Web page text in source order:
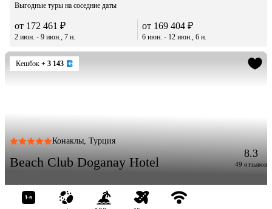
Выгодные туры на соседние даты
от 172 461 ₽
2 июн. - 9 июн., 7 н.
от 169 404 ₽
6 июн. - 12 июн., 6 н.
Кешбэк + 3 143
Конаклы, Турция
Beach Club Doganay Hotel
8.3
49 отзывов